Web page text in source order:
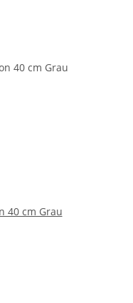
40 cm Grau